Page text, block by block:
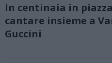
In centinaia in
cantare insieme a
Guccini